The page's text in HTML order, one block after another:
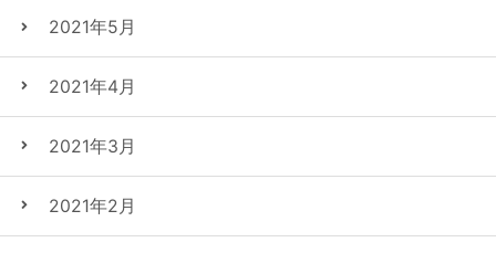
2021年5月
2021年4月
2021年3月
2021年2月